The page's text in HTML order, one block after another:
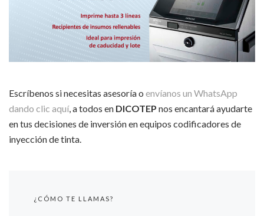
Escríbenos si necesitas asesoría o envíanos un WhatsApp
dando clic aquí, a todos en DICOTEP nos encantará ayudarte
en tus decisiones de inversión en equipos codificadores de
inyección de tinta.
¿CÓMO TE LLAMAS?